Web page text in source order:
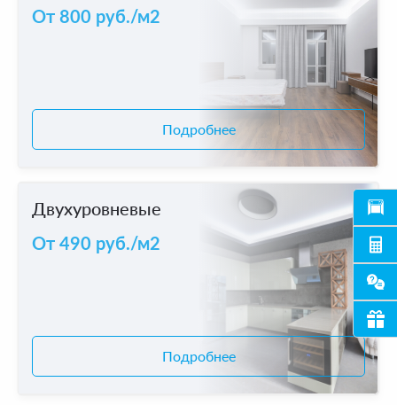
От 800 руб./м2
Подробнее
Двухуровневыe
От 490 руб./м2
Подробнее